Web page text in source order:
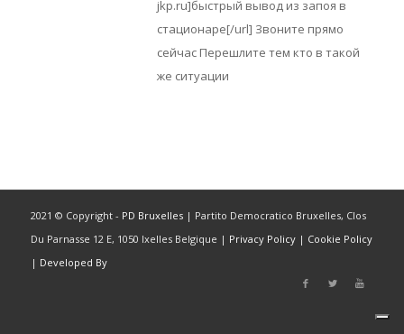
jkp.ru]быстрый вывод из запоя в
стационаре[/url] Звоните прямо
сейчас Перешлите тем кто в такой
же ситуации
2021 © Copyright - PD Bruxelles| Partito Democratico Bruxelles, Clos
Du Parnasse 12 E, 1050 Ixelles Belgique | Privacy Policy| Cookie Policy
| Developed By